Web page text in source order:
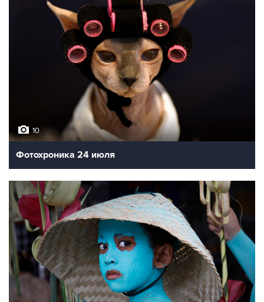
10
Фотохроника 24 июля